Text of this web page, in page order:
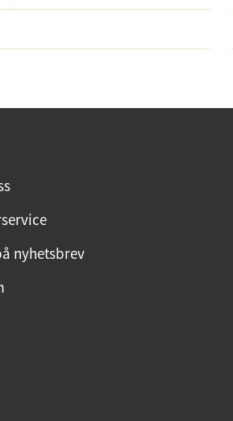
nyhetsbrev